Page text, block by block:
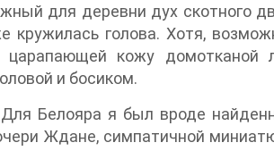
для деревни дух скотного
кружилась голова. Хотя,
кожу домотканой
и босиком.
Белояра я был вроде
Ждане, симпатичной